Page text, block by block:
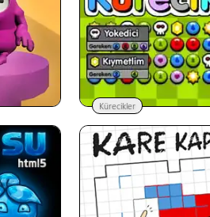
Kürecikler